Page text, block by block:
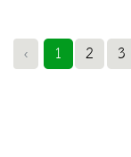
‹ 1 2 3